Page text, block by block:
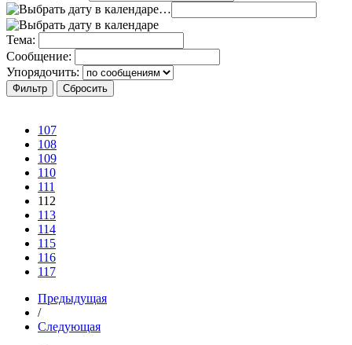
…
Тема:
Сообщение:
Упорядочить:
107
108
109
110
111
112
113
114
115
116
117
Предыдущая
/
Следующая